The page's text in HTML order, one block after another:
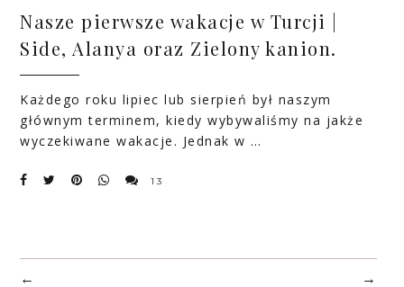
Nasze pierwsze wakacje w Turcji |
Side, Alanya oraz Zielony kanion.
Każdego roku lipiec lub sierpień był naszym
głównym terminem, kiedy wybywaliśmy na jakże
wyczekiwane wakacje. Jednak w …
13
← →